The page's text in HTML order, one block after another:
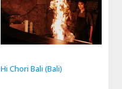
Hi Chori Bali (Bali)